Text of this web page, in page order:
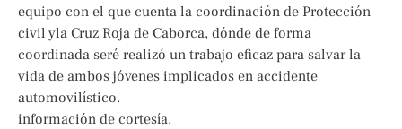
equipo con el que cuenta la coordinación de Protección
civil yla Cruz Roja de Caborca, dónde de forma
coordinada seré realizó un trabajo eficaz para salvar la
vida de ambos jóvenes implicados en accidente
automovilístico.
información de cortesía.